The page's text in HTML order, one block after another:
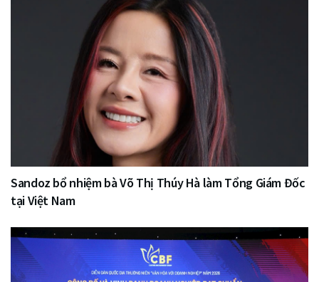
Sandoz bổ nhiệm bà Võ Thị Thúy Hà làm Tổng Giám Đốc
tại Việt Nam